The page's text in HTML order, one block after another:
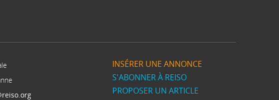
INSÉRER UNE ANNONCE
S'ABONNER À REISO
PROPOSER UN ARTICLE